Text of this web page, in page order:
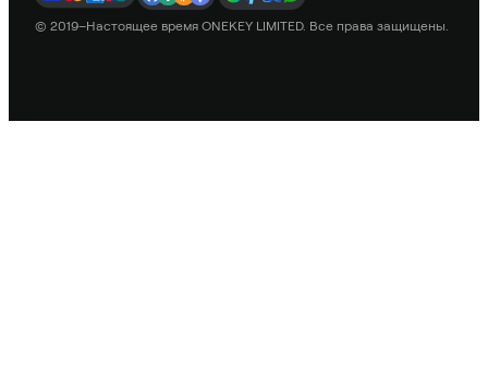
© 2019–Настоящее время ONEKEY LIMITED. Все права защищены.